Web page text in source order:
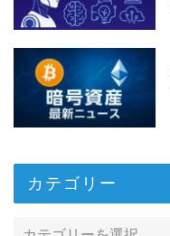
カテゴリー